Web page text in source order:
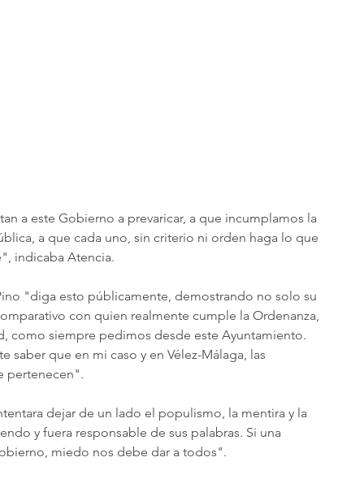
a este Gobierno a prevaricar, a que incumplamos la
a que cada uno, sin criterio ni orden haga lo que
indicaba Atencia.
"diga esto públicamente, demostrando no solo su
con quien realmente cumple la Ordenanza,
como siempre pedimos desde este Ayuntamiento.
saber que en mi caso y en Vélez-Málaga, las
pertenecen".
dejar de un lado el populismo, la mentira y la
y fuera responsable de sus palabras. Si una
miedo nos debe dar a todos".